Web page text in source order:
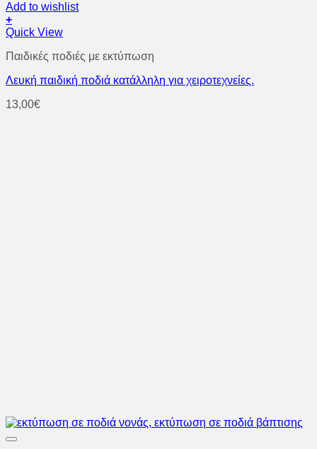
Add to wishlist
+
Quick View
Παιδικές ποδιές με εκτύπωση
Λευκή παιδική ποδιά κατάλληλη για χειροτεχνείες.
13,00€